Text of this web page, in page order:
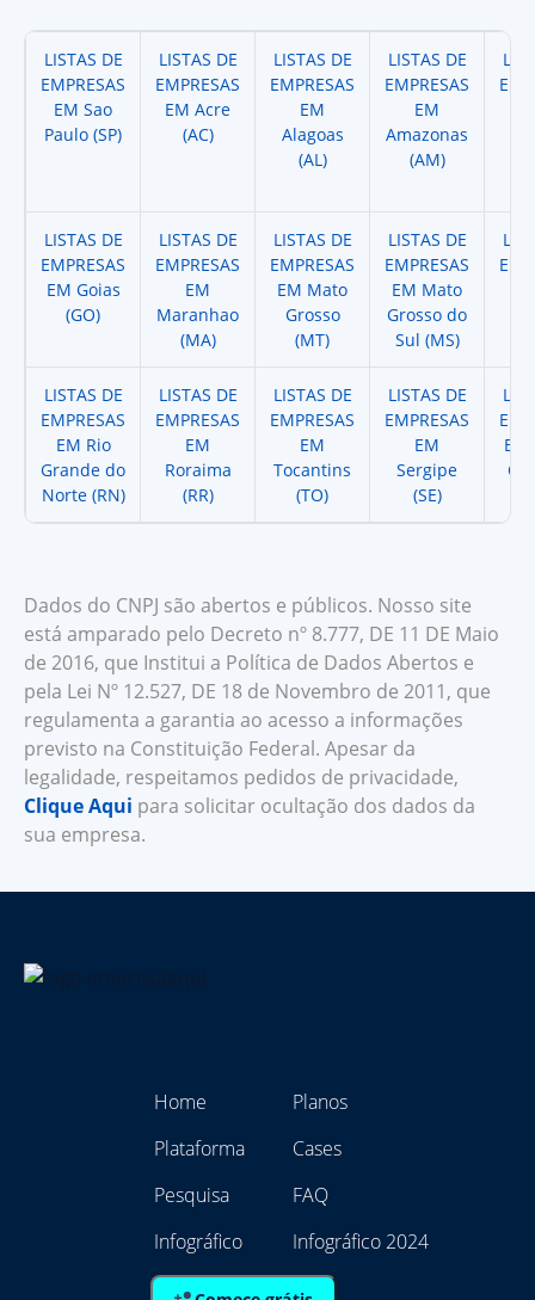
LISTAS DE
EMPRESAS
EM Sao
Paulo (SP)
LISTAS DE
EMPRESAS
EM Acre
(AC)
LISTAS DE
EMPRESAS
EM
Alagoas
(AL)
LISTAS DE
EMPRESAS
EM
Amazonas
(AM)
LISTAS DE
EMPRESAS
EM Goias
(GO)
LISTAS DE
EMPRESAS
EM
Maranhao
(MA)
LISTAS DE
EMPRESAS
EM Mato
Grosso
(MT)
LISTAS DE
EMPRESAS
EM Mato
Grosso do
Sul (MS)
LISTAS DE
EMPRESAS
EM Rio
Grande do
Norte (RN)
LISTAS DE
EMPRESAS
EM
Roraima
(RR)
LISTAS DE
EMPRESAS
EM
Tocantins
(TO)
LISTAS DE
EMPRESAS
EM
Sergipe
(SE)
EM
Dados do CNPJ são abertos e públicos. Nosso site
está amparado pelo Decreto nº 8.777, DE 11 DE Maio
de 2016, que Institui a Política de Dados Abertos e
pela Lei Nº 12.527, DE 18 de Novembro de 2011, que
regulamenta a garantia ao acesso a informações
previsto na Constituição Federal. Apesar da
legalidade, respeitamos pedidos de privacidade,
Clique Aqui para solicitar ocultação dos dados da
sua empresa.
Home
Plataforma
Pesquisa
Infográfico
Planos
Cases
FAQ
Infográfico 2024